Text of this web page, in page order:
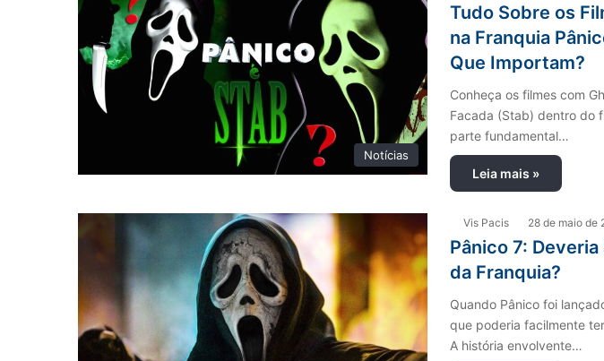
Notícias
Tudo Sobre os
na Franquia
Que Importam?
Conheça os filmes com
Facada (Stab) dentro do
parte fundamental…
Leia mais »
Vis Pacis 28 de maio de
Pânico 7:
da Franquia?
Quando Pânico foi
que poderia facilmente
A história envolvente…